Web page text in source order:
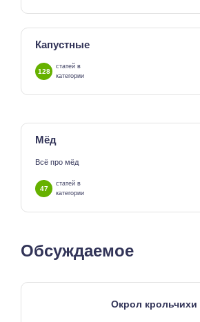
Капустные
128
статей в
категории
Мёд
Всё про мёд
47
статей в
категории
Обсуждаемое
Окрол крольчихи